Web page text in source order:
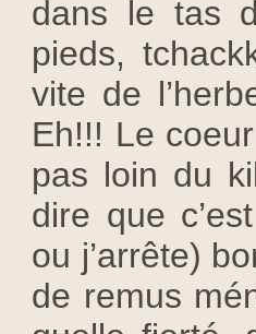
dans le tas
pieds,
vite de
Eh!!! Le
pas loin du
dire que
ou j’arrête)
de remus